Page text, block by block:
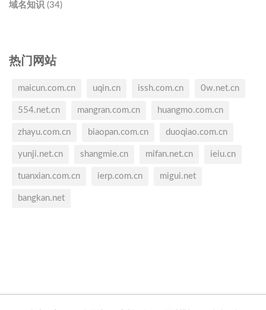
域名知识 (34)
热门网站
maicun.com.cn uqin.cn issh.com.cn 0w.net.cn
554.net.cn mangran.com.cn huangmo.com.cn
zhayu.com.cn biaopan.com.cn duoqiao.com.cn
yunji.net.cn shangmie.cn mifan.net.cn ieiu.cn
tuanxian.com.cn ierp.com.cn migui.net
bangkan.net